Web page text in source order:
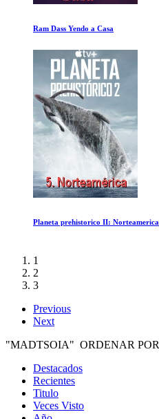
Vamos a por todas
Ed Sheeran: Amor
1
2
3
Previous
Next
"MADTSOIA" ORDENAR POR
Destacados
Recientes
Titulo
Veces Visto